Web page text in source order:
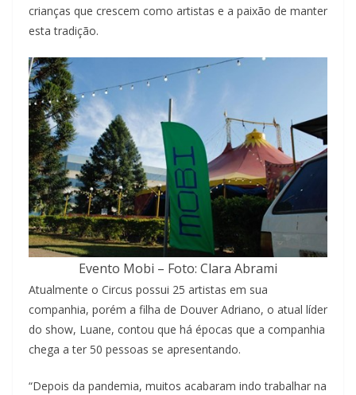
crianças que crescem como artistas e a paixão de manter
esta tradição.
Evento Mobi – Foto: Clara Abrami
Atualmente o Circus possui 25 artistas em sua
companhia, porém a filha de Douver Adriano, o atual líder
do show, Luane, contou que há épocas que a companhia
chega a ter 50 pessoas se apresentando.
“Depois da pandemia, muitos acabaram indo trabalhar na